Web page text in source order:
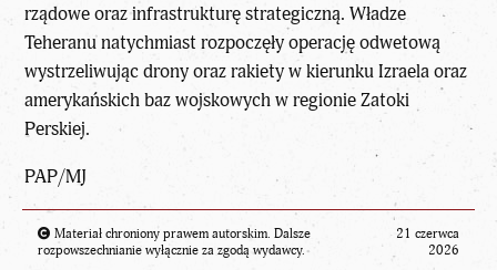
rządowe oraz infrastrukturę strategiczną. Władze
Teheranu natychmiast rozpoczęły operację odwetową
wystrzeliwując drony oraz rakiety w kierunku Izraela oraz
amerykańskich baz wojskowych w regionie Zatoki
Perskiej.
PAP/MJ
Materiał chroniony prawem autorskim. Dalsze
rozpowszechnianie wyłącznie za zgodą wydawcy.
21 czerwca
2026